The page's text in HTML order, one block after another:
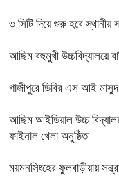
৩ সিটি দিয়ে শুরু হবে স্থানীয়
আছিম বহুমুখী উচ্চবিদ্যালয়ে
গাজীপুরে ডিবির এস আই মাসুদ
আছিম আইডিয়াল উচ্চ
ফাইনাল খেলা অনুষ্ঠিত
ময়মনসিংহের ফুলবাড়ীয়ায়